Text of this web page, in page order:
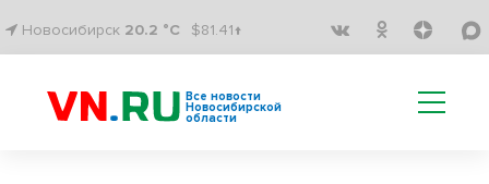
Новосибирск 20.2 °C $81.41↑
Все новости
Новосибирской
области